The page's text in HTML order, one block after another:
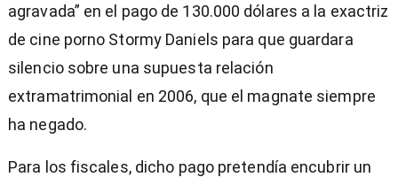
agravada” en el pago de 130.000 dólares a la exactriz
de cine porno Stormy Daniels para que guardara
silencio sobre una supuesta relación
extramatrimonial en 2006, que el magnate siempre
ha negado.
Para los fiscales, dicho pago pretendía encubrir un